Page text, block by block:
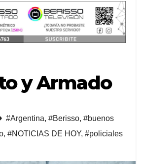
y Armado
#Argentina, #Berisso, #buenos
, #NOTICIAS DE HOY, #policiales